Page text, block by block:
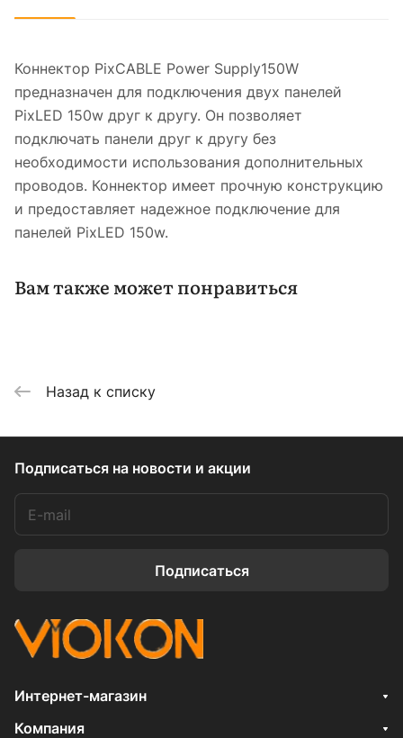
Коннектор PixCABLE Power Supply150W
предназначен для подключения двух панелей
PixLED 150w друг к другу. Он позволяет
подключать панели друг к другу без
необходимости использования дополнительных
проводов. Коннектор имеет прочную конструкцию
и предоставляет надежное подключение для
панелей PixLED 150w.
Вам также может понравиться
Назад к списку
Подписаться на новости и акции
Подписаться
Интернет-магазин
Компания